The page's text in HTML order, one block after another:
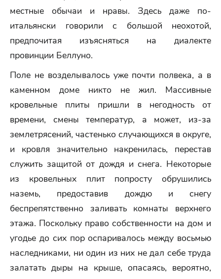
местные обычаи и нравы. Здесь даже по-
итальянски говорили с большой неохотой,
предпочитая изъясняться на диалекте
провинции Беллуно.
Поле не возделывалось уже почти полвека, а в
каменном доме никто не жил. Массивные
кровельные плиты пришли в негодность от
времени, смены температур, а может, из-за
землетрясений, частенько случающихся в округе,
и кровля значительно накренилась, перестав
служить защитой от дождя и снега. Некоторые
из кровельных плит попросту обрушились
наземь, предоставив дождю и снегу
беспрепятственно заливать комнаты верхнего
этажа. Поскольку право собственности на дом и
угодье до сих пор оспаривалось между восьмью
наследниками, ни один из них не дал себе труда
залатать дыры на крыше, опасаясь, вероятно,